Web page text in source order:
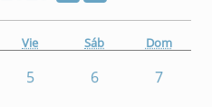
Vie Sáb Dom
5 6 7